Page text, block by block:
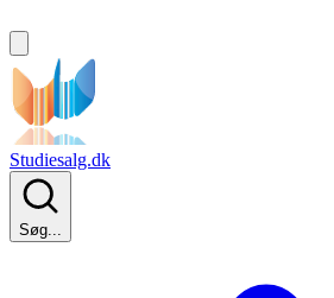
Studiesalg.dk
Søg...